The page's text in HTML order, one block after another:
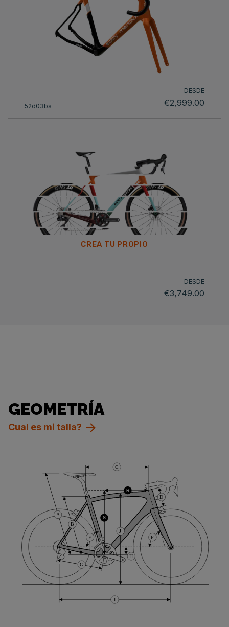
52d03bs
DESDE
€2,999.00
CREA TU PROPIO
DESDE
€3,749.00
GEOMETRÍA
Cual es mi talla?
I
D
B
R
A
G
C
E
S
H
J
F